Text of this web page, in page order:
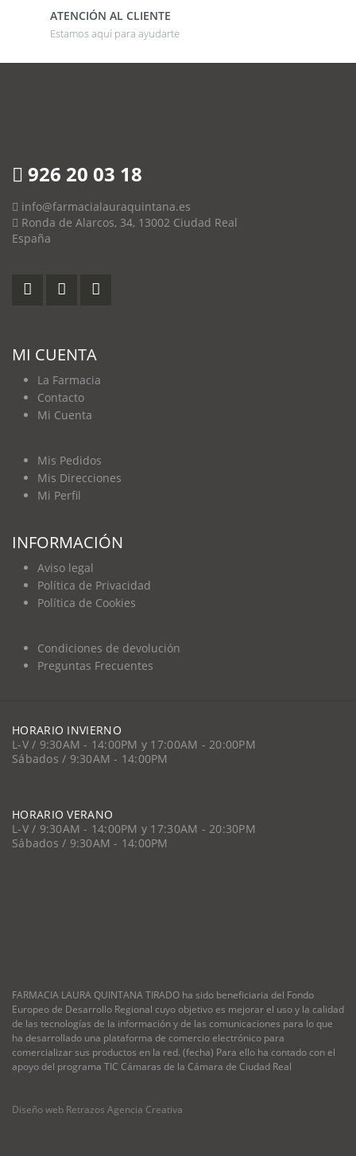
ATENCIÓN AL CLIENTE
Estamos aquí para ayudarte
926 20 03 18
info@farmacialauraquintana.es
Ronda de Alarcos, 34, 13002 Ciudad Real
España
MI CUENTA
La Farmacia
Contacto
Mi Cuenta
Mis Pedidos
Mis Direcciones
Mi Perfil
INFORMACIÓN
Aviso legal
Política de Privacidad
Política de Cookies
Condiciones de devolución
Preguntas Frecuentes
HORARIO INVIERNO
L-V / 9:30AM - 14:00PM y 17:00AM - 20:00PM
Sábados / 9:30AM - 14:00PM
HORARIO VERANO
L-V / 9:30AM - 14:00PM y 17:30AM - 20:30PM
Sábados / 9:30AM - 14:00PM
FARMACIA LAURA QUINTANA TIRADO ha sido beneficiaria del Fondo
Europeo de Desarrollo Regional cuyo objetivo es mejorar el uso y la calidad
de las tecnologías de la información y de las comunicaciones para lo que
ha desarrollado una plataforma de comercio electrónico para
comercializar sus productos en la red. (fecha) Para ello ha contado con el
apoyo del programa TIC Cámaras de la Cámara de Ciudad Real
Diseño web Retrazos Agencia Creativa